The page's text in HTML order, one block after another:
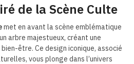
de la Scène Culte
met en avant la scène emblématique
arbre majestueux, créant une
être. Ce design iconique, associé
vous plonge dans l’univers